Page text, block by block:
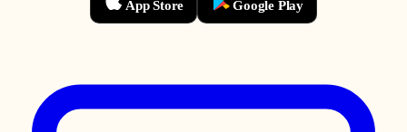
App Store Google Play